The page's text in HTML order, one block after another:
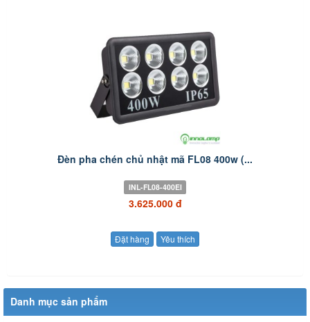
Đèn pha chén chủ nhật mã FL08 400w (...
INL-FL08-400EI
3.625.000 đ
Đặt hàng Yêu thích
Danh mục sản phẩm